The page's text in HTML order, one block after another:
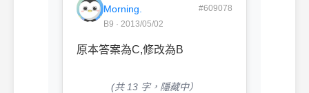
Morning.
B9 · 2013/05/02
#609078
原本答案為C,修改為B
(共 13 字，隱藏中）